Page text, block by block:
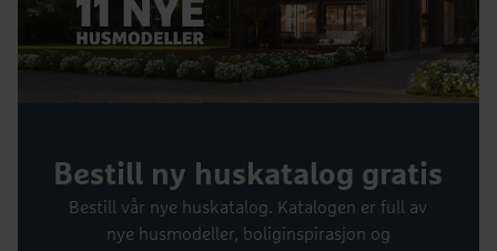
Bestill ny huskatalog gratis
Bestill vår nye huskatalog. Katalogen er full av
nye husmodeller, boliginspirasjon og